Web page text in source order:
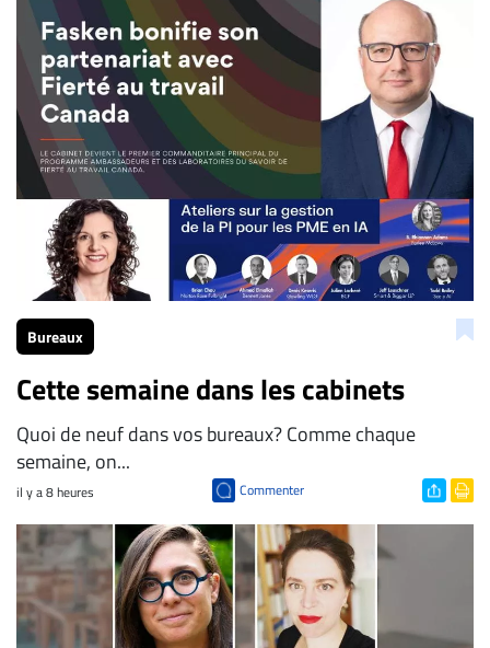
Bureaux
Cette semaine dans les cabinets
Quoi de neuf dans vos bureaux? Comme chaque
semaine, on...
il y a 8 heures Commenter